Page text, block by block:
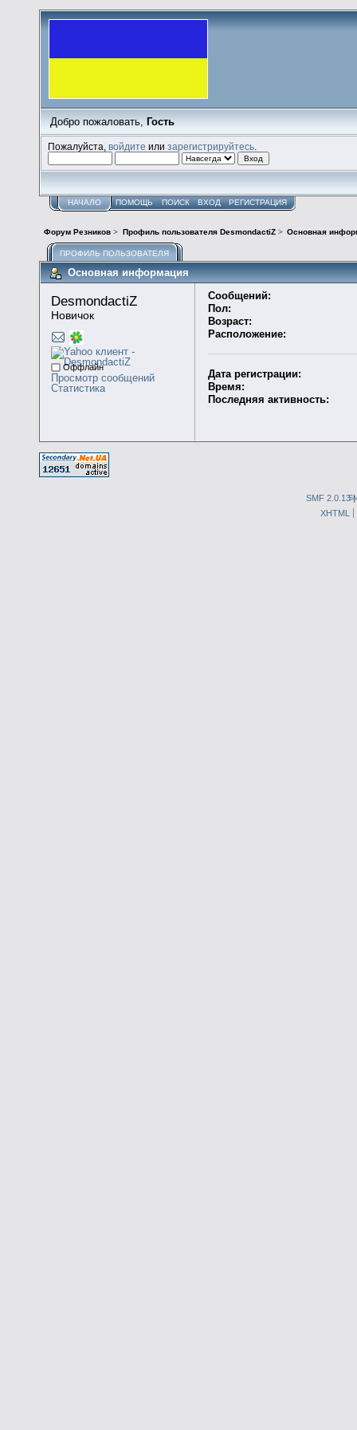
Добро пожаловать, Гость
Пожалуйста,войдите илизарегистрируйтесь
НАЧАЛО ПОМОЩЬ ПОИСК ВХОД РЕГИСТРАЦИЯ
Форум Резников > Профиль пользователя DesmondactiZ> Основная
ПРОФИЛЬ ПОЛЬЗОВАТЕЛЯ
Основная информация
DesmondactiZ
Новичок
Оффлайн
Просмотр сообщений
Статистика
Сообщений:
Пол:
Возраст:
Расположение:
Дата регистрации:
Время:
Последняя активность:
SMF 2.0.13|
XHTML